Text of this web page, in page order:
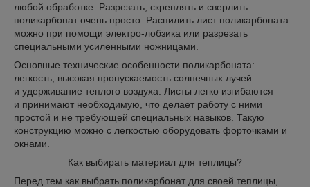
любой обработке. Разрезать, скреплять и сверлить
поликарбонат очень просто. Распилить лист поликарбоната
можно при помощи электро-лобзика или разрезать
специальными усиленными ножницами.
Основные технические особенности поликарбоната:
легкость, высокая пропускаемость солнечных лучей
и удерживание теплого воздуха. Листы легко изгибаются
и принимают необходимую, что делает работу с ними
простой и не требующей специальных навыков. Такую
конструкцию можно с легкостью оборудовать форточками и
окнами.
Как выбирать материал для теплицы?
Перед тем как выбрать поликарбонат для своей теплицы,